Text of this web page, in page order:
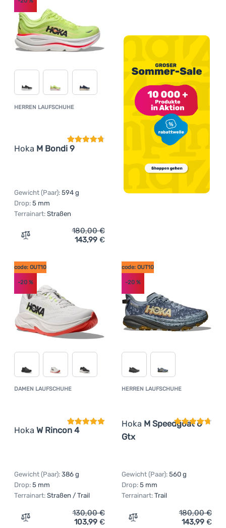
HERREN LAUFSCHUHE
Hoka M Bondi 9
Kundenbewertung
Gewicht (Paar): 594 g
Drop: 5 mm
Terrainart: Straßen
Zum Vergleich 'Herren Laufschuhe Hoka M Bondi 9'
180,00€
143,99 €
DAMEN LAUFSCHUHE
Hoka W Rincon 4
Kundenbewertung
code: OUT10
-20 %
Gewicht (Paar): 386 g
Drop: 5 mm
Terrainart: Straßen / Trail
Zum Vergleich 'Damen Laufschuhe Hoka W Rincon 4'
130,00€
103,99 €
HERREN LAUFSCHUHE
Hoka M Speedgoat 6
Gtx
code: OUT10
-20%
Gewicht (Paar): 560 g
Drop: 5 mm
Terrainart: Trail
Zum Vergleich 'Herren
180,00€
143,99 €